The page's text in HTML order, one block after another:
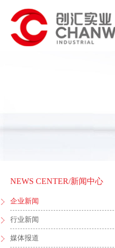
NEWS CENTER/新闻中心
企业新闻
行业新闻
媒体报道